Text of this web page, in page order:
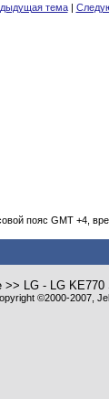
тема|
пояс GMT +4,
>> LG - LG
©2000-2007,